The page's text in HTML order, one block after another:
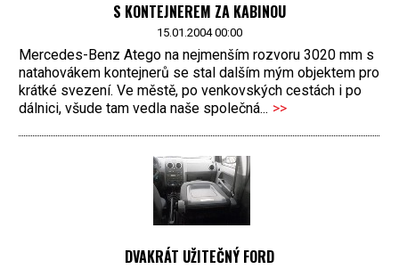
S KONTEJNEREM ZA KABINOU
15.01.2004 00:00
Mercedes-Benz Atego na nejmenším rozvoru 3020 mm s
natahovákem kontejnerů se stal dalším mým objektem pro
krátké svezení. Ve městě, po venkovských cestách i po
dálnici, všude tam vedla naše společná... >>
DVAKRÁT UŽITEČNÝ FORD